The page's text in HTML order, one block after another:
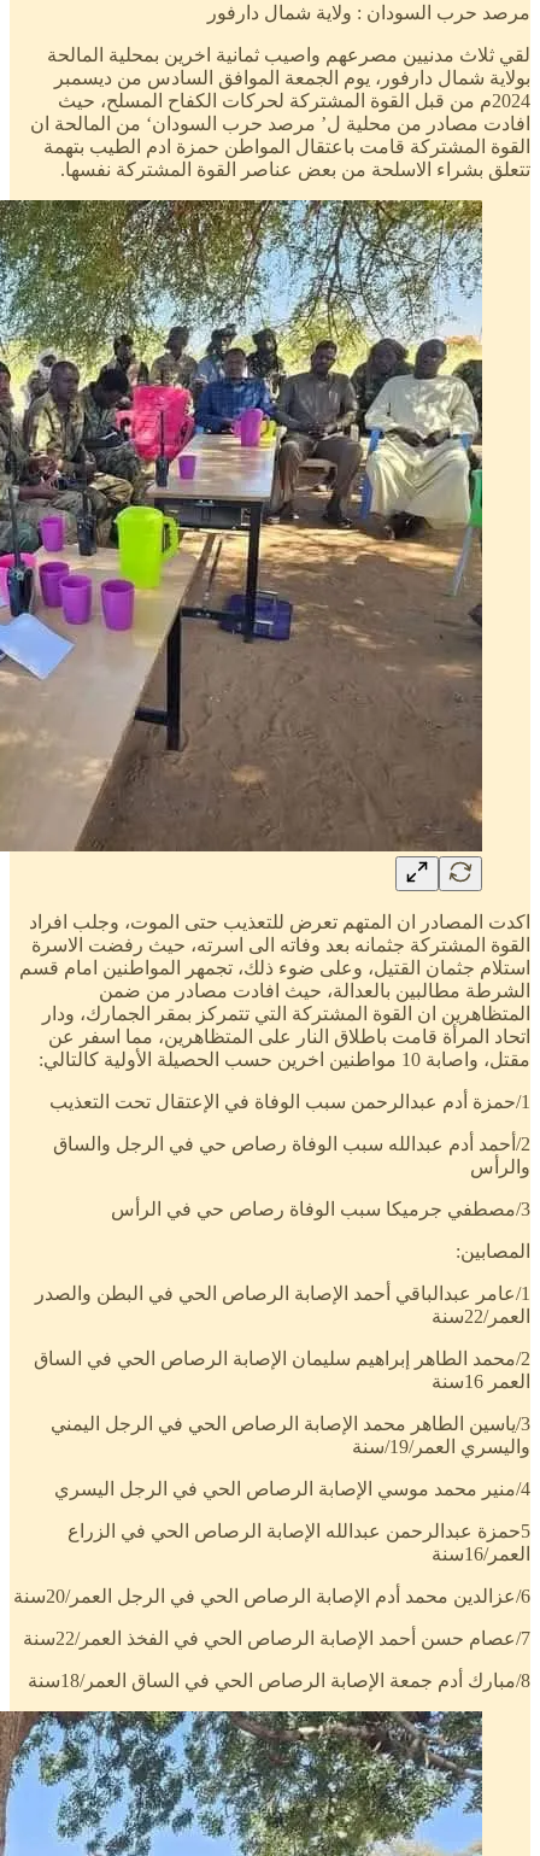
مرصد حرب السودان : ولاية شمال دارفور
لقي ثلاث مدنيين مصرعهم واصيب ثمانية اخرين بمحلية المالحة
بولاية شمال دارفور، يوم الجمعة الموافق السادس من ديسمبر
2024م من قبل القوة المشتركة لحركات الكفاح المسلح، حيث
افادت مصادر من محلية ل’ مرصد حرب السودان‘ من المالحة ان
القوة المشتركة قامت باعتقال المواطن حمزة ادم الطيب بتهمة
تتعلق بشراء الاسلحة من بعض عناصر القوة المشتركة نفسها.
اكدت المصادر ان المتهم تعرض للتعذيب حتى الموت، وجلب افراد
القوة المشتركة جثمانه بعد وفاته الى اسرته، حيث رفضت الاسرة
استلام جثمان القتيل، وعلى ضوء ذلك، تجمهر المواطنين امام قسم
الشرطة مطالبين بالعدالة، حيث افادت مصادر من ضمن
المتظاهرين ان القوة المشتركة التي تتمركز بمقر الجمارك، ودار
اتحاد المرأة قامت باطلاق النار على المتظاهرين، مما اسفر عن
مقتل، واصابة 10 مواطنين اخرين حسب الحصيلة الأولية كالتالي:
1/حمزة أدم عبدالرحمن سبب الوفاة في الإعتقال تحت التعذيب
2/أحمد أدم عبدالله سبب الوفاة رصاص حي في الرجل والساق
والرأس
3/مصطفي جرميكا سبب الوفاة رصاص حي في الرأس
المصابين:
1/عامر عبدالباقي أحمد الإصابة الرصاص الحي في البطن والصدر
العمر/22سنة
2/محمد الطاهر إبراهيم سليمان الإصابة الرصاص الحي في الساق
العمر 16سنة
3/ياسين الطاهر محمد الإصابة الرصاص الحي في الرجل اليمني
واليسري العمر/19/سنة
4/منير محمد موسي الإصابة الرصاص الحي في الرجل اليسري
5حمزة عبدالرحمن عبدالله الإصابة الرصاص الحي في الزراع
العمر/16سنة
6/عزالدين محمد أدم الإصابة الرصاص الحي في الرجل العمر/20سنة
7/عصام حسن أحمد الإصابة الرصاص الحي في الفخذ العمر/22سنة
8/مبارك أدم جمعة الإصابة الرصاص الحي في الساق العمر/18سنة